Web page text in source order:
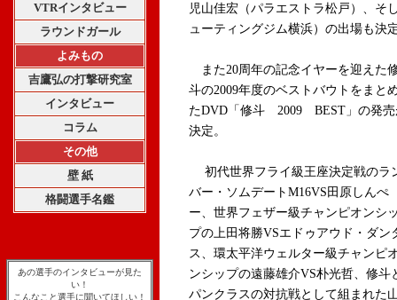
VTRインタビュー
ラウンドガール
よみもの
吉鷹弘の打撃研究室
インタビュー
コラム
その他
壁 紙
格闘選手名鑑
あの選手のインタビューが見た
い！
こんなこと選手に聞いてほしい！
児山佳宏（パラエストラ松戸）、そ
ューティングジム横浜）の出場も決
また20周年の記念イヤーを迎えた
斗の2009年度のベストバウトをまと
たDVD「修斗 2009 BEST」の発売
決定。
初代世界フライ級王座決定戦のラ
バー・ソムデートM16VS田原しんぺ
ー、世界フェザー級チャンピオンシ
プの上田将勝VSエドゥアウド・ダン
ス、環太平洋ウェルター級チャンピ
ンシップの遠藤雄介VS朴光哲、修斗
パンクラスの対抗戦として組まれた